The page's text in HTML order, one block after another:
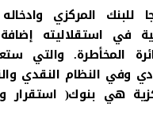
للبنك المركزي
في استقلاليته
المخأطرة. والتي
وفي النظام النقدي
هي بنوك(